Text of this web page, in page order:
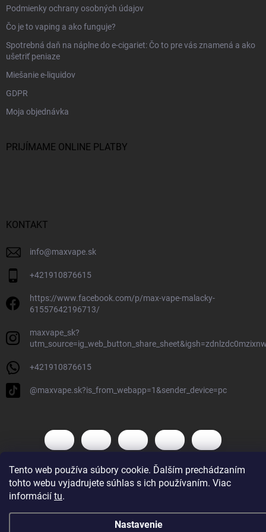
Tento web používa súbory cookie. Ďalším prechádzaním
tohto webu vyjadrujete súhlas s ich používaním. Viac
informácií tu.
Nastavenie
Podmienky ochrany osobných údajov
Čo je to vaping a ako funguje?
Spotrebná daň na náplne do e-cigariet: Čo to pre vás znamená a ako
ušetriť peniaze
Miešanie e-liquidov
GDPR
Moja objednávka
PRIJÍMAME ONLINE PLATBY
KONTAKT
info@maxvape.sk
+421910876615
https://www.facebook.com/p/max-vape-malacky-
61557642196713/
maxvape_sk?
+421910876615
@maxvape.sk?is_from_webapp=1&sender_device=pc
Copyright 2026Max Vape. Všetky práva vyhradené.